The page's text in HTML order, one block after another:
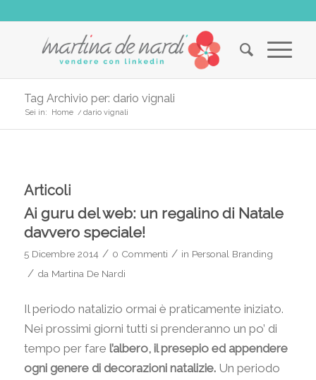
Tag Archivio per: dario vignali
Sei in: Home / dario vignali
Articoli
Ai guru del web: un regalino di Natale
davvero speciale!
5 Dicembre 2014 / 0 Commenti / in Personal Branding
/ da Martina De Nardi
Il periodo natalizio ormai è praticamente iniziato.
Nei prossimi giorni tutti si prenderanno un po’ di
tempo per fare l’albero, il presepio ed appendere
ogni genere di decorazioni natalizie.Un periodo